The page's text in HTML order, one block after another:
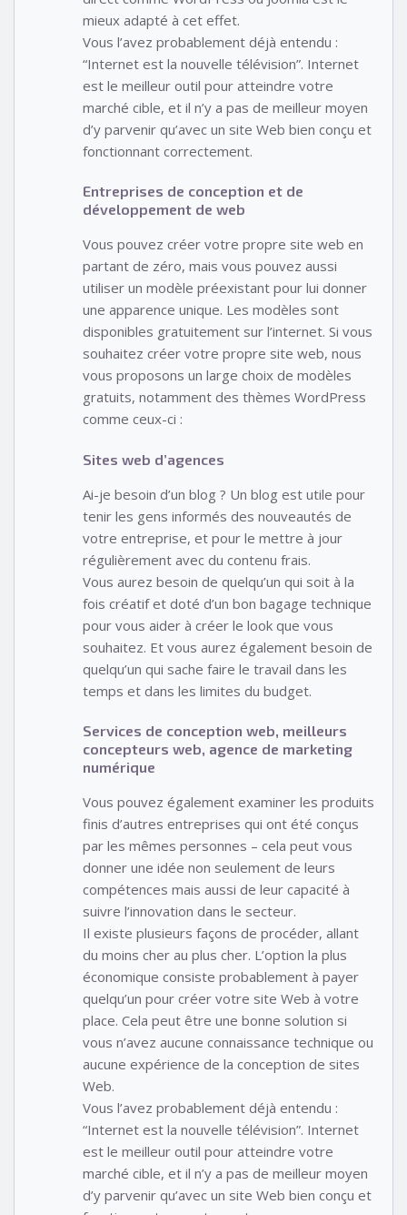
mieux adapté à cet effet.
Vous l’avez probablement déjà entendu :
“Internet est la nouvelle télévision”. Internet
est le meilleur outil pour atteindre votre
marché cible, et il n’y a pas de meilleur moyen
d’y parvenir qu’avec un site Web bien conçu et
fonctionnant correctement.
Entreprises de conception et de
développement de web
Vous pouvez créer votre propre site web en
partant de zéro, mais vous pouvez aussi
utiliser un modèle préexistant pour lui donner
une apparence unique. Les modèles sont
disponibles gratuitement sur l’internet. Si vous
souhaitez créer votre propre site web, nous
vous proposons un large choix de modèles
gratuits, notamment des thèmes WordPress
comme ceux-ci :
Sites web d’agences
Ai-je besoin d’un blog ? Un blog est utile pour
tenir les gens informés des nouveautés de
votre entreprise, et pour le mettre à jour
régulièrement avec du contenu frais.
Vous aurez besoin de quelqu’un qui soit à la
fois créatif et doté d’un bon bagage technique
pour vous aider à créer le look que vous
souhaitez. Et vous aurez également besoin de
quelqu’un qui sache faire le travail dans les
temps et dans les limites du budget.
Services de conception web, meilleurs
concepteurs web, agence de marketing
numérique
Vous pouvez également examiner les produits
finis d’autres entreprises qui ont été conçus
par les mêmes personnes – cela peut vous
donner une idée non seulement de leurs
compétences mais aussi de leur capacité à
suivre l’innovation dans le secteur.
Il existe plusieurs façons de procéder, allant
du moins cher au plus cher. L’option la plus
économique consiste probablement à payer
quelqu’un pour créer votre site Web à votre
place. Cela peut être une bonne solution si
vous n’avez aucune connaissance technique ou
aucune expérience de la conception de sites
Web.
Vous l’avez probablement déjà entendu :
“Internet est la nouvelle télévision”. Internet
est le meilleur outil pour atteindre votre
marché cible, et il n’y a pas de meilleur moyen
d’y parvenir qu’avec un site Web bien conçu et